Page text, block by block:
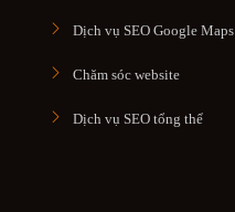
Dịch vụ SEO Google Maps
Chăm sóc website
Dịch vụ SEO tổng thể